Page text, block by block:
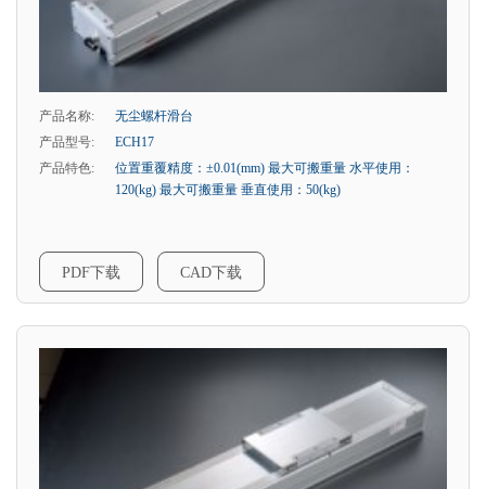
产品名称:
无尘螺杆滑台
产品型号:
ECH17
产品特色:
位置重覆精度：±0.01(mm) 最大可搬重量 水平使用：
120(kg) 最大可搬重量 垂直使用：50(kg)
PDF下载 CAD下载